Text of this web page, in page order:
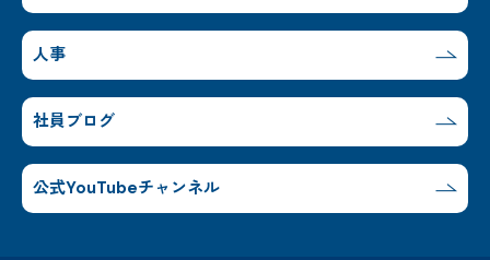
人事
社員ブログ
公式YouTubeチャンネル